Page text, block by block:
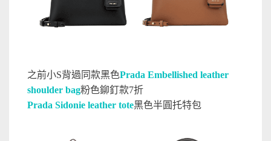
之前小S背過同款黑色Prada Embellished leather
shoulder bag粉色鉚釘款7折
Prada Sidonie leather tote黑色半圓托特包